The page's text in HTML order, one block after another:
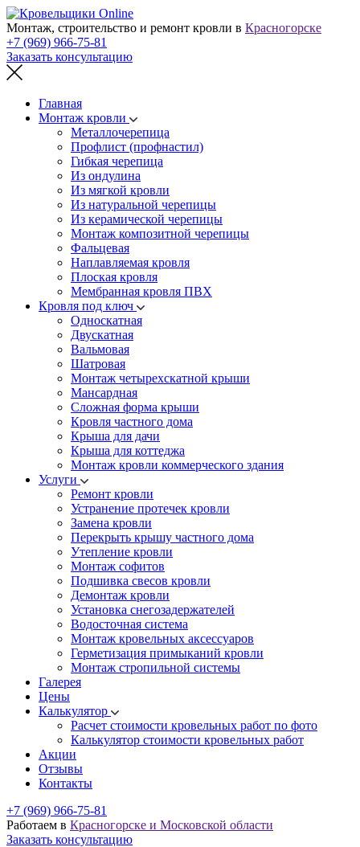
Монтаж, строительство и ремонт кровли в Красногорске
+7 (969) 966-75-81
Заказать консультацию
Главная
Монтаж кровли
Металлочерепица
Профлист (профнастил)
Гибкая черепица
Из ондулина
Из мягкой кровли
Из натуральной черепицы
Из керамической черепицы
Монтаж композитной черепицы
Фальцевая
Наплавляемая кровля
Плоская кровля
Мембранная кровля ПВХ
Кровля под ключ
Односкатная
Двускатная
Вальмовая
Шатровая
Монтаж четырехскатной крыши
Мансардная
Cложная форма крыши
Кровля частного дома
Крыша для дачи
Крыша для коттеджа
Монтаж кровли коммерческого здания
Услуги
Ремонт кровли
Устранение протечек кровли
Замена кровли
Перекрыть крышу частного дома
Утепление кровли
Монтаж софитов
Подшивка свесов кровли
Демонтаж кровли
Установка снегозадержателей
Водосточная система
Монтаж кровельных аксессуаров
Герметизация примыканий кровли
Монтаж стропильной системы
Галерея
Цены
Калькулятор
Расчет стоимости кровельных работ по фото
Калькулятор стоимости кровельных работ
Акции
Отзывы
Контакты
+7 (969) 966-75-81
Работаем в Красногорске и Московской области
Заказать консультацию